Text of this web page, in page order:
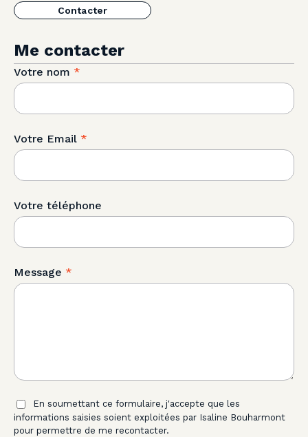
Contacter
Me contacter
Votre nom *
Votre Email *
Votre téléphone
Message *
En soumettant ce formulaire, j'accepte que les
informations saisies soient exploitées par Isaline Bouharmont
pour permettre de me recontacter.